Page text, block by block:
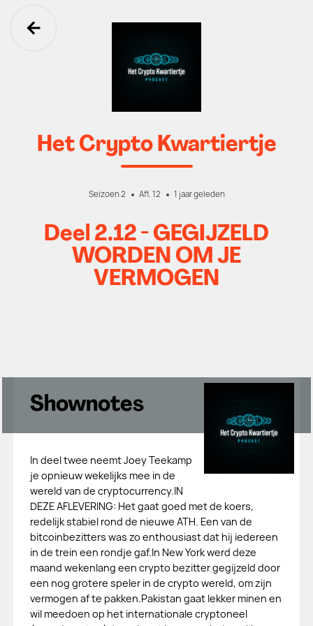
Ga terug
Het Crypto Kwartiertje
Seizoen 2 Afl. 12 1 jaar geleden
Deel 2.12 - GEGIJZELD
WORDEN OM JE
VERMOGEN
Shownotes
In deel twee neemt Joey Teekamp
je opnieuw wekelijks mee in de
wereld van de cryptocurrency.IN
DEZE AFLEVERING: Het gaat goed met de koers,
redelijk stabiel rond de nieuwe ATH. Een van de
bitcoinbezitters was zo enthousiast dat hij iedereen
in de trein een rondje gaf.In New York werd deze
maand wekenlang een crypto bezitter gegijzeld door
een nog grotere speler in de crypto wereld, om zijn
vermogen af te pakken.Pakistan gaat lekker minen en
wil meedoen op het internationale cryptoneel